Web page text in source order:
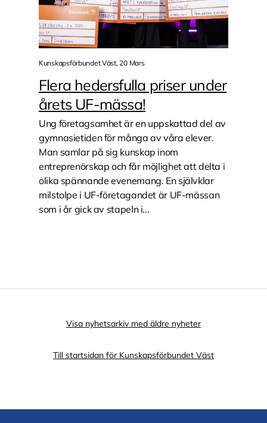
Kunskapsförbundet Väst, 20 Mars
Flera hedersfulla priser under
årets UF-mässa!
Ung företagsamhet är en uppskattad del av
gymnasietiden för många av våra elever.
Man samlar på sig kunskap inom
entreprenörskap och får möjlighet att delta i
olika spännande evenemang. En självklar
milstolpe i UF-företagandet är UF-mässan
som i år gick av stapeln i...
Visa nyhetsarkiv med äldre nyheter
Till startsidan för Kunskapsförbundet Väst